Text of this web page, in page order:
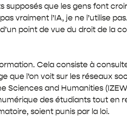
que les gens font
vraiment l’IA, je ne l’utilise
point de vue du droit de la
Cela consiste à
l’on voit sur les réseaux
Sciences and Humanities
des étudiants tout en
soient punis par la loi.